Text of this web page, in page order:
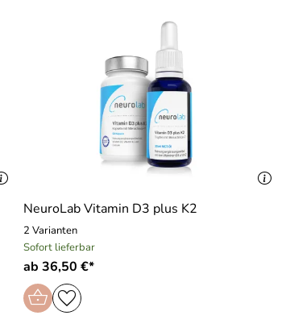
NeuroLab Vitamin D3 plus K2
2 Varianten
Sofort lieferbar
ab 36,50 €*